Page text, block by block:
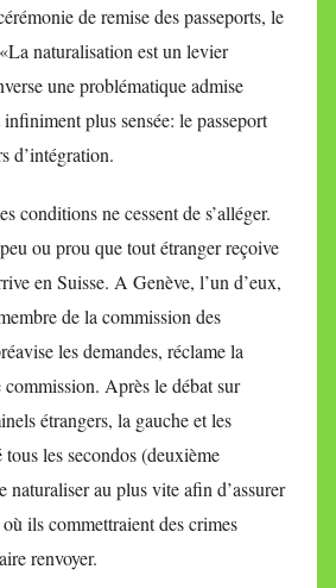
de remise des passeports, le
naturalisation est un levier
une problématique admise
plus sensée: le passeport
d’intégration.
conditions ne cessent de s’alléger.
ou prou que tout étranger reçoive
en Suisse. A Genève, l’un d’eux,
de la commission des
les demandes, réclame la
commission. Après le débat sur
étrangers, la gauche et les
les secondos (deuxième
naturaliser au plus vite afin d’assurer
ils commettraient des crimes
renvoyer.